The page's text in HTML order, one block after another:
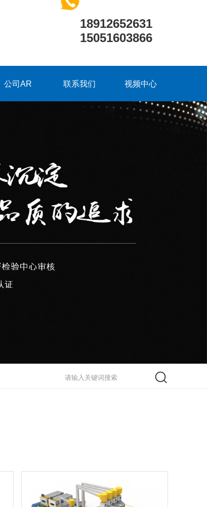
18912652631
15051603866
公司AR 联系我们 视频中心